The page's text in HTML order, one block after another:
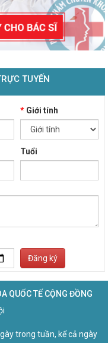
TUYẾN
*Giới tính
Tuổi
Đăng ký
QUỐC TẾ CỘNG ĐỒNG
trong tuần, kể cả ngày